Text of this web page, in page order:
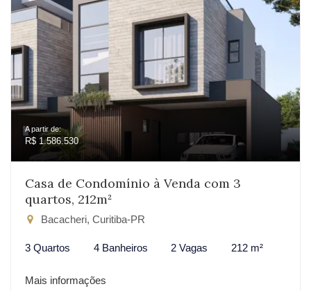
A partir de:
R$ 1.586.530
Casa de Condomínio à Venda com 3
quartos, 212m²
Bacacheri, Curitiba-PR
3 Quartos 4 Banheiros 2 Vagas 212 m²
Mais informações